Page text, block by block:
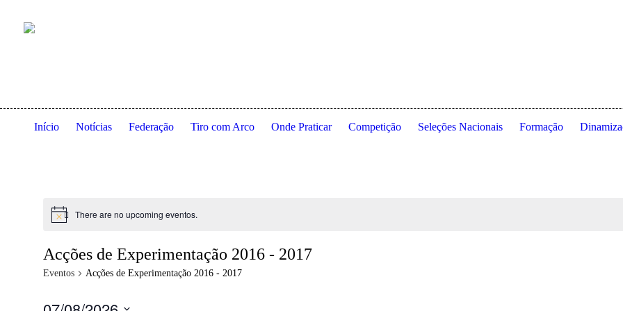
Início Notícias Federação Tiro com Arco Onde Praticar Competição Seleções Nacionais Formação
There are no upcoming eventos.
Acções de Experimentação 2016 - 2017
Eventos Acções de Experimentação 2016 - 2017